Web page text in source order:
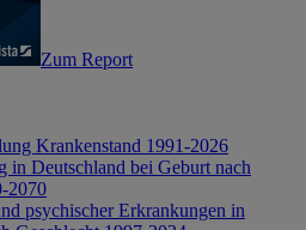
Zum Report
Krankenstand 1991-2026
in Deutschland bei Geburt nach
2070
psychischer Erkrankungen in